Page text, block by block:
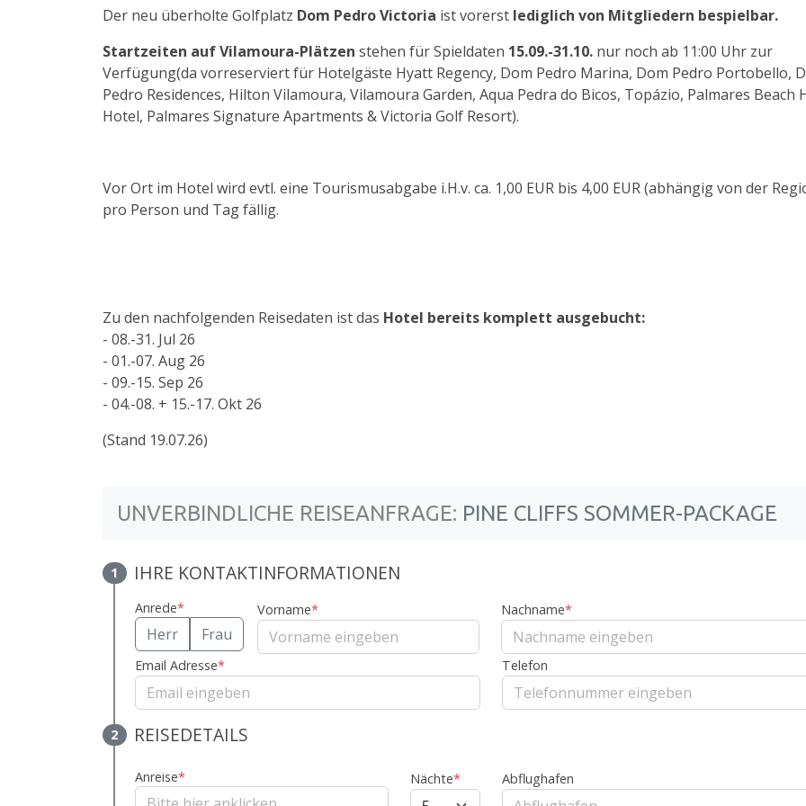
Der neu überholte Golfplatz Dom Pedro Victoria ist vorerst lediglich von Mitgliedern bespielbar.
Startzeiten auf Vilamoura-Plätzen stehen für Spieldaten 15.09.-31.10. nur noch ab 11:00 Uhr zur
Verfügung(da vorreserviert für Hotelgäste Hyatt Regency, Dom Pedro Marina, Dom Pedro Portobello,
Pedro Residences, Hilton Vilamoura, Vilamoura Garden, Aqua Pedra do Bicos, Topázio, Palmares Beach
Hotel, Palmares Signature Apartments & Victoria Golf Resort).
Vor Ort im Hotel wird evtl. eine Tourismusabgabe i.H.v. ca. 1,00 EUR bis 4,00 EUR (abhängig von der
pro Person und Tag fällig.
Zu den nachfolgenden Reisedaten ist das Hotel bereits komplett ausgebucht:
- 08.-31. Jul 26
- 01.-07. Aug 26
- 09.-15. Sep 26
- 04.-08. + 15.-17. Okt 26
(Stand 19.07.26)
UNVERBINDLICHE REISEANFRAGE: PINE CLIFFS SOMMER-PACKAGE
1 IHRE KONTAKTINFORMATIONEN
Anrede*
Herr Frau
Vorname* Nachname*
Email Adresse* Telefon
2 REISEDETAILS
Anreise* Nächte* Abflughafen